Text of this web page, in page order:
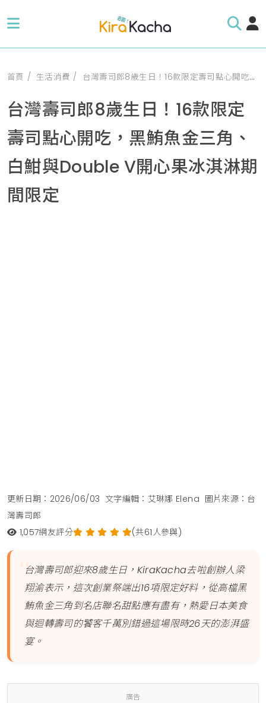
首頁 生活消費 台灣壽司郎8歲生日！16款限定壽司點心開吃，黑鮪魚金三角、白魽與Double V開心果冰淇淋期間限定
台灣壽司郎8歲生日！16款限定
壽司點心開吃，黑鮪魚金三角、
白魽與Double V開心果冰淇淋期
間限定
更新日期：2026/06/03 文字編輯：艾琳娜 Elena 圖片來源：台
灣壽司郎
1,057網友評分 (共61人參與)
台灣壽司郎迎來8歲生日，KiraKacha去啦創辦人梁
翔渝表示，這次創業祭端出16項限定好料，從高檔黑
鮪魚金三角到名店聯名甜點應有盡有，熱愛日本美食
與迴轉壽司的饕客千萬別錯過這場限時26天的澎湃盛
宴。
廣告